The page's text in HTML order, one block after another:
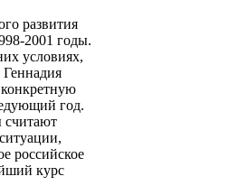
развития
2001 годы.
условиях,
год.
считают
российское
курс